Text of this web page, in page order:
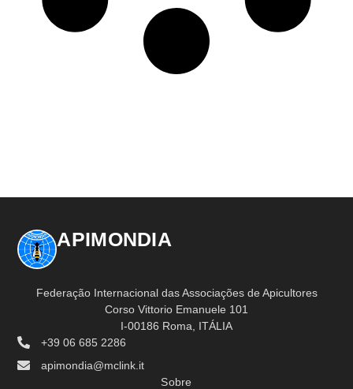
APIMONDIA
Federação Internacional das Associações de Apicultores
Corso Vittorio Emanuele 101
I-00186 Roma, ITÁLIA
+39 06 685 2286
apimondia@mclink.it
Sobre